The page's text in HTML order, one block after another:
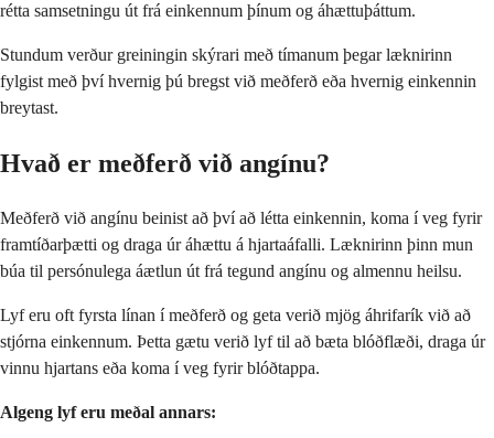
rétta samsetningu út frá einkennum þínum og áhættuþáttum.
Stundum verður greiningin skýrari með tímanum þegar læknirinn
fylgist með því hvernig þú bregst við meðferð eða hvernig einkennin
breytast.
Hvað er meðferð við angínu?
Meðferð við angínu beinist að því að létta einkennin, koma í veg fyrir
framtíðarþætti og draga úr áhættu á hjartaáfalli. Læknirinn þinn mun
búa til persónulega áætlun út frá tegund angínu og almennu heilsu.
Lyf eru oft fyrsta línan í meðferð og geta verið mjög áhrifarík við að
stjórna einkennum. Þetta gætu verið lyf til að bæta blóðflæði, draga úr
vinnu hjartans eða koma í veg fyrir blóðtappa.
Algeng lyf eru meðal annars: